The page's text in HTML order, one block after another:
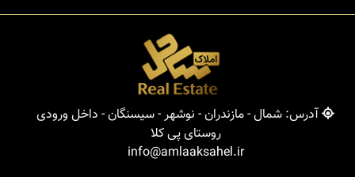
آدرس: شمال - مازندران - نوشهر - سیسنگان - داخل ورودی
روستای پی کلا
info@amlaaksahel.ir